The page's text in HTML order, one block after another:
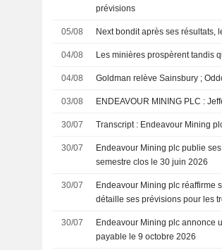
prévisions
05/08 Next bondit après ses résultats,
04/08 Les minières prospèrent tandis
04/08 Goldman relève Sainsbury ;
03/08
30/07 Transcript : Endeavour Mining
30/07
Endeavour Mining plc publie
semestre clos le 30 juin 2026
30/07
Endeavour Mining plc réaffirme
détaille ses prévisions pour les
30/07
Endeavour Mining plc annonce
payable le 9 octobre 2026